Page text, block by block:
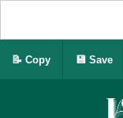
📝 Copy 💾 Save